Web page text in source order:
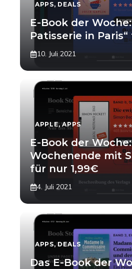
APPS, DEALS
E-Book der
Patisserie in
10. Juli 2021
APPLE,APPS
E-Book der
Wochenende mit
für nur 1,99€
4. Juli 2021
APPS,DEALS
Das E-Book der